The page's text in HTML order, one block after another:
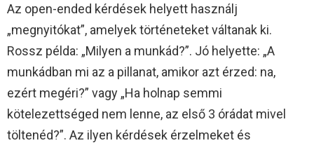
Az open-ended kérdések helyett használj
„megnyitókat”, amelyek történeteket váltanak ki.
Rossz példa: „Milyen a munkád?”. Jó helyette: „A
munkádban mi az a pillanat, amikor azt érzed: na,
ezért megéri?” vagy „Ha holnap semmi
kötelezettséged nem lenne, az első 3 órádat mivel
töltenéd?”. Az ilyen kérdések érzelmeket és